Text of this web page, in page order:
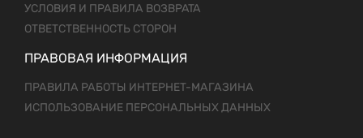
УСЛОВИЯ И ПРАВИЛА ВОЗВРАТА
ОТВЕТСТВЕННОСТЬ СТОРОН
ПРАВОВАЯ ИНФОРМАЦИЯ
ПРАВИЛА РАБОТЫ ИНТЕРНЕТ-МАГАЗИНА
ИСПОЛЬЗОВАНИЕ ПЕРСОНАЛЬНЫХ ДАННЫХ